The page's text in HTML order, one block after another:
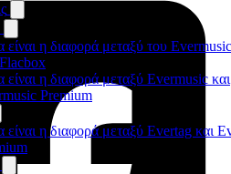
είναι η διαφορά μεταξύ του
είναι η διαφορά μεταξύ Evermusic και
Premium
είναι η διαφορά μεταξύ Evertag και